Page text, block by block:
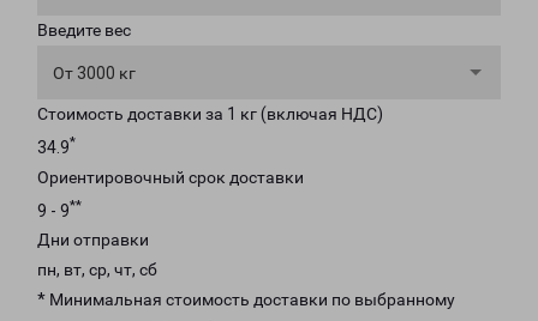
Введите вес
От 3000 кг
Стоимость доставки за 1 кг (включая НДС)
34.9*
Ориентировочный срок доставки
9 - 9**
Дни отправки
пн, вт, ср, чт, сб
* Минимальная стоимость доставки по выбранному